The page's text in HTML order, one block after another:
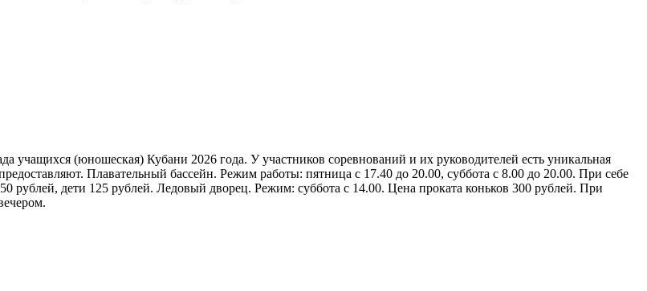
учащихся (юношеская) Кубани 2026 года. У участников соревнований и их руководителей есть уникальная
Плавательный бассейн. Режим работы: пятница с 17.40 до 20.00, суббота с 8.00 до 20.00. При себе
рублей, дети 125 рублей. Ледовый дворец. Режим: суббота с 14.00. Цена проката коньков 300 рублей. При